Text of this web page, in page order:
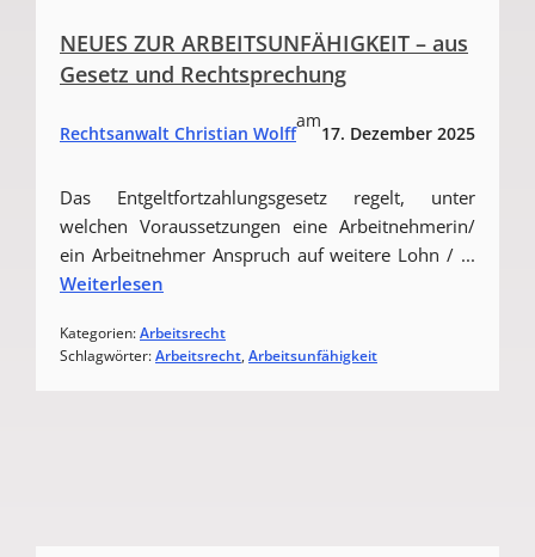
NEUES ZUR ARBEITSUNFÄHIGKEIT – aus
Gesetz und Rechtsprechung
Rechtsanwalt Christian Wolff
am
17. Dezember 2025
Das Entgeltfortzahlungsgesetz regelt, unter
welchen Voraussetzungen eine Arbeitnehmerin/
ein Arbeitnehmer Anspruch auf weitere Lohn / ...
Weiterlesen
Kategorien:Arbeitsrecht
Schlagwörter:Arbeitsrecht, Arbeitsunfähigkeit